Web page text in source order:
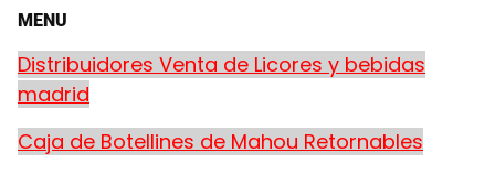
MENU
Distribuidores Venta de Licores y bebidas
madrid
Caja de Botellines de Mahou Retornables